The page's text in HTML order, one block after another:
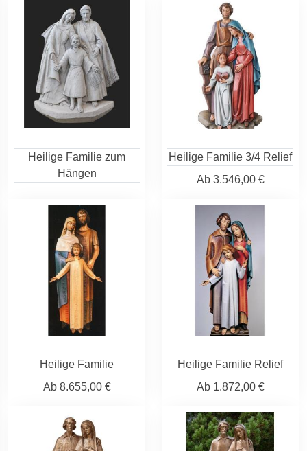
Heilige Familie zum
Hängen
Heilige Familie 3/4 Relief
Ab3.546,00 €
Heilige Familie
Ab8.655,00 €
Heilige Familie Relief
Ab1.872,00 €